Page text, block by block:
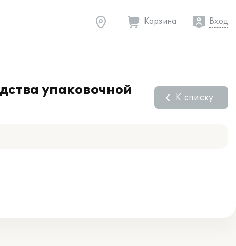
Корзина Вход
упаковочной
К списку